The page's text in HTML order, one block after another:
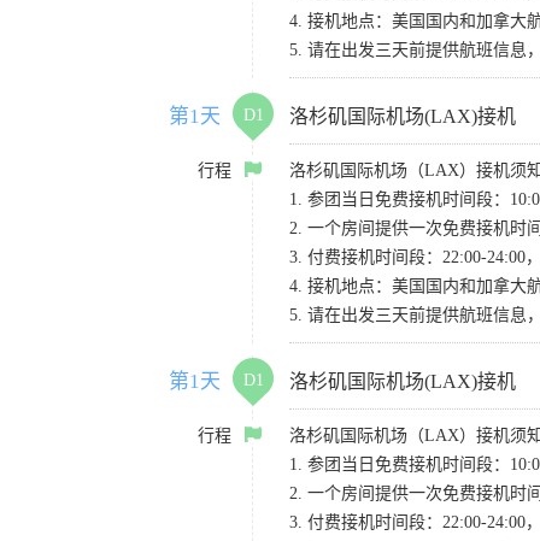
4. 接机地点：美国国内和加拿大
5. 请在出发三天前提供航班信息
第1天 D1 洛杉矶国际机场(LAX)接机
行程
洛杉矶国际机场（LAX）接机须
1. 参团当日免费接机时间段：
2. 一个房间提供一次免费接机时
3. 付费接机时间段：22:00-24:00
4. 接机地点：美国国内和加拿大
5. 请在出发三天前提供航班信息
第1天 D1 洛杉矶国际机场(LAX)接机
行程
洛杉矶国际机场（LAX）接机须
1. 参团当日免费接机时间段：
2. 一个房间提供一次免费接机时
3. 付费接机时间段：22:00-24:00